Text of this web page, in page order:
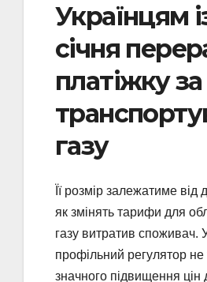
Українцям
січня
платіжку за
газу
Її розмір залежатиме від
як змінять тарифи для
газу витратив споживач.
профільний регулятор не
значного підвищення цін